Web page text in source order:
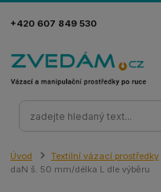
+420 607 849 530
Úvod Textilní vázací prostředky
daN š. 50 mm/délka L dle výběru